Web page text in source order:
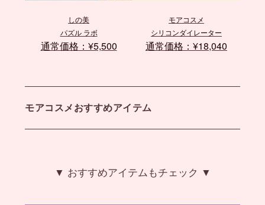
しの美
パズル ラボ
通常価格：¥5,500
モアコスメ
シリコンダイレーター
通常価格：¥18,040
モアコスメおすすめアイテム
▼ おすすめアイテムもチェック ▼